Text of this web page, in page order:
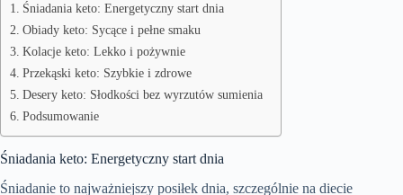
Śniadania keto: Energetyczny start dnia
Obiady keto: Sycące i pełne smaku
Kolacje keto: Lekko i pożywnie
Przekąski keto: Szybkie i zdrowe
Desery keto: Słodkości bez wyrzutów sumienia
Podsumowanie
Śniadania keto: Energetyczny start dnia
Śniadanie to najważniejszy posiłek dnia, szczególnie na diecie